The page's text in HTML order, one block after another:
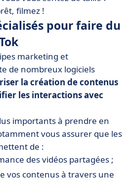
filmez !
pour faire du
marketing et
de nombreux logiciels
la création de contenus
les interactions avec
importants à prendre en
vous assurer que les
de :
des vidéos partagées ;
vos contenus à travers une